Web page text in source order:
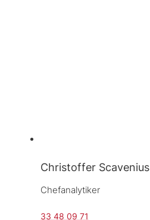
Christoffer Scavenius
Chefanalytiker
33 48 09 71